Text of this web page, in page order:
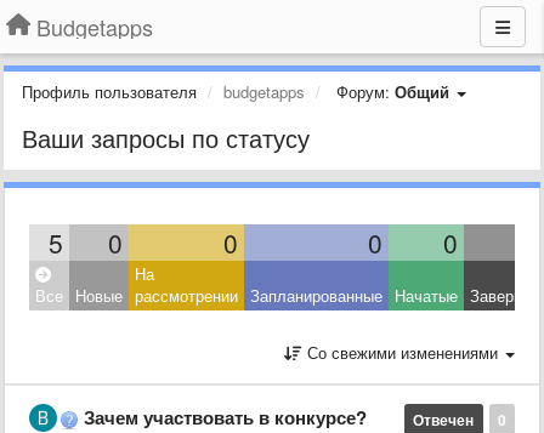
Budgetapps
Профиль пользователя budgetapps Форум: Общий
Ваши запросы по статусу
5 0 0 0 0
Все Новые
На
рассмотрении Запланированные Начатые
Со свежими изменениями
0
Отвечен
Зачем участвовать в конкурсе?